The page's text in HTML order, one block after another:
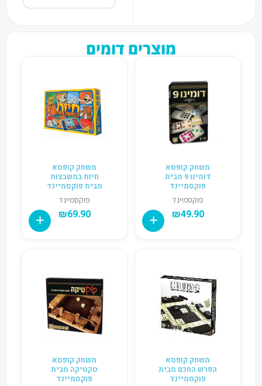
מוצרים דומים
משחק קופסא
דומינו 9 מבית
פוקסמיינד
פוקסמיינד
₪49.90
משחק קופסא
חיות במשבצות
מבית פוקסמיינד
פוקסמיינד
₪69.90
משחק קופסא
הפרש החכם מבית
פוקסמיינד
משחק קופסא
טקטיקה מבית
פוקסמיינד